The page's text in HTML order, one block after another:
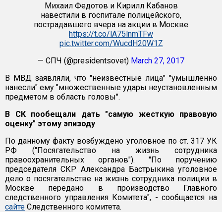
Михаил Федотов и Кирилл Кабанов
навестили в госпитале полицейского,
пострадавшего вчера на акции в Москве
https://t.co/lA75lnmTFw
pic.twitter.com/WucdH20W1Z
— СПЧ (@presidentsovet) March 27, 2017
В МВД заявляли, что "неизвестные лица" "умышленно
нанесли" ему "множественные удары неустановленным
предметом в область головы".
В СК пообещали дать "самую жесткую правовую
оценку" этому эпизоду
По данному факту возбуждено уголовное по ст. 317 УК
РФ ("Посягательство на жизнь сотрудника
правоохранительных органов"). "По поручению
председателя СКР Александра Бастрыкина уголовное
дело о посягательстве на жизнь сотрудника полиции в
Москве передано в производство Главного
следственного управления Комитета", - сообщается на
сайте Следственного комитета.